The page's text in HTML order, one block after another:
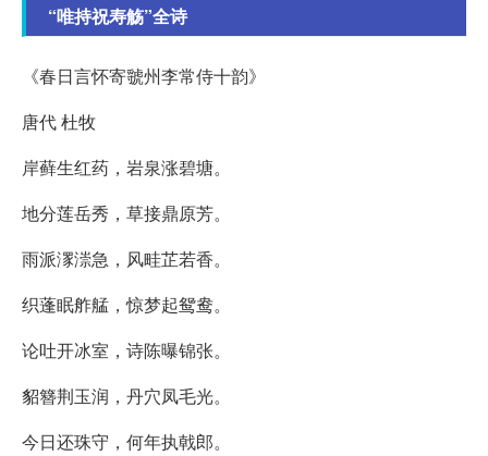
“唯持祝寿觞”全诗
《春日言怀寄虢州李常侍十韵》
唐代 杜牧
岸藓生红药，岩泉涨碧塘。
地分莲岳秀，草接鼎原芳。
雨派潈漴急，风畦芷若香。
织蓬眠舴艋，惊梦起鸳鸯。
论吐开冰室，诗陈曝锦张。
貂簪荆玉润，丹穴凤毛光。
今日还珠守，何年执戟郎。